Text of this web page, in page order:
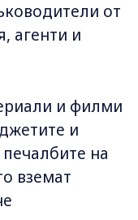
от
агенти и
и филми
и
на
вземат